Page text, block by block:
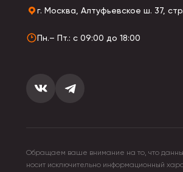
г. Москва, Алтуфьевское ш. 37,
Пн.– Пт.: с 09:00 до 18:00
Обращаем ваше внимание на то, что
носит исключительно информационный